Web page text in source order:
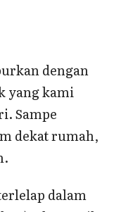
dengan
yang kami
Sampe
dekat rumah,
dalam